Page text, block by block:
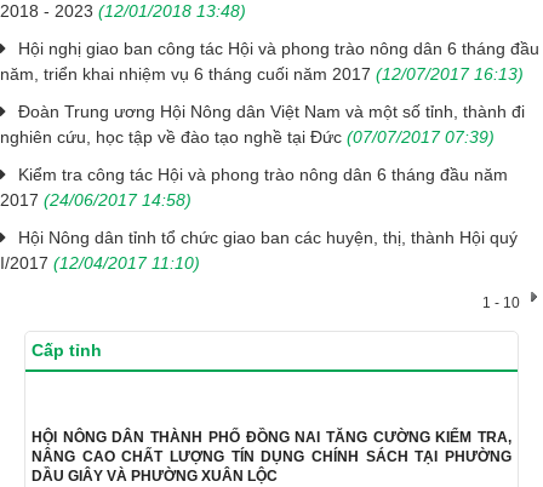
2018 - 2023 (12/01/2018 13:48)
Hội nghị giao ban công tác Hội và phong trào nông dân 6 tháng đầu
năm, triển khai nhiệm vụ 6 tháng cuối năm 2017 (12/07/2017 16:13)
Đoàn Trung ương Hội Nông dân Việt Nam và một số tỉnh, thành đi
nghiên cứu, học tập về đào tạo nghề tại Đức (07/07/2017 07:39)
Kiểm tra công tác Hội và phong trào nông dân 6 tháng đầu năm
2017 (24/06/2017 14:58)
Hội Nông dân tỉnh tổ chức giao ban các huyện, thị, thành Hội quý
I/2017 (12/04/2017 11:10)
1 - 10
Cấp tỉnh
HỘI NÔNG DÂN THÀNH PHỐ ĐỒNG NAI TĂNG CƯỜNG KIỂM TRA,
NÂNG CAO CHẤT LƯỢNG TÍN DỤNG CHÍNH SÁCH TẠI PHƯỜNG
DẦU GIÂY VÀ PHƯỜNG XUÂN LỘC